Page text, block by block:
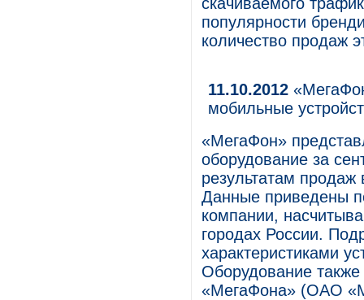
популярности
количество продаж
11.10.2012
мобильные
«МегаФон»
оборудование за
результатам
Данные приведены
компании,
городах России.
характеристиками
Оборудование
«МегаФона» (ОАО